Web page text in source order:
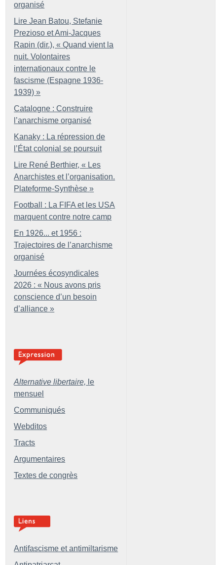
organisé
Lire Jean Batou, Stefanie
Prezioso et Ami-Jacques
Rapin (dir.), « Quand vient la
nuit. Volontaires
internationaux contre le
fascisme (Espagne 1936-
1939) »
Catalogne : Construire
l’anarchisme organisé
Kanaky : La répression de
l’État colonial se poursuit
Lire René Berthier, « Les
Anarchistes et l’organisation.
Plateforme-Synthèse »
Football : La FIFA et les USA
marquent contre notre camp
En 1926... et 1956 :
Trajectoires de l’anarchisme
organisé
Journées écosyndicales
2026 : « Nous avons pris
conscience d’un besoin
d’alliance »
Alternative libertaire, le
mensuel
Communiqués
Webditos
Tracts
Argumentaires
Textes de congrès
Antifascisme et antimiltarisme